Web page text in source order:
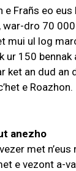
e Frañs eo
dro 70
mui ul log
ur 150
ket an dud an
e Roazhon.
anezho
met
e vezont a-